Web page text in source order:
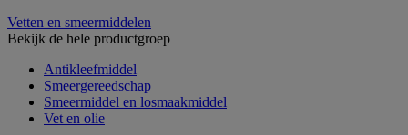
Vetten en smeermiddelen
Bekijk de hele productgroep
Antikleefmiddel
Smeergereedschap
Smeermiddel en losmaakmiddel
Vet en olie